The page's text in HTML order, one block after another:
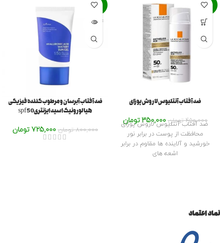
-22%
ضد آفتاب آنتلیوس لاروش پوزای
450,000 تومان 350,000 تومان
ضد آفتاب آنتلیوس لاروش پوزای
محافظت از پوست در برابر نور
خورشید و آلاینده ها مقاوم در برابر
اشعه های
-9%
تمام ش
ضد آفتاب آبرسان ومرطوب کننده فیزیکی
هیالورونیک اسید ایزنتریspf50
800,000 تومان 725,000 تومان
نماد اعتماد